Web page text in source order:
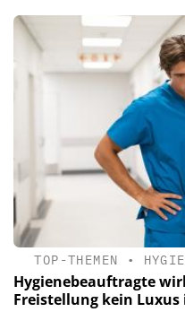
TOP-THEMEN •
Hygienebeauftragte
Freistellung kein Luxus